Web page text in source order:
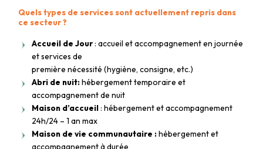
Quels types de services sont actuellement repris dans
ce secteur ?
Accueil de Jour: accueil et accompagnement en journée
et services de
première nécessité (hygiène, consigne, etc.)
Abri de nuit:hébergement temporaire et
accompagnement de nuit
Maison d’accueil: hébergement et accompagnement
24h/24 – 1 an max
Maison de vie communautaire :hébergement et
accompagnement à durée